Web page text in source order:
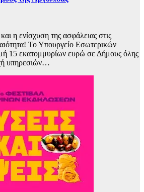
η ενίσχυση της ασφάλειας στις
Το Υπουργείο Εσωτερικών
15 εκατομμυρίων ευρώ σε Δήμους όλης
υπηρεσιών…